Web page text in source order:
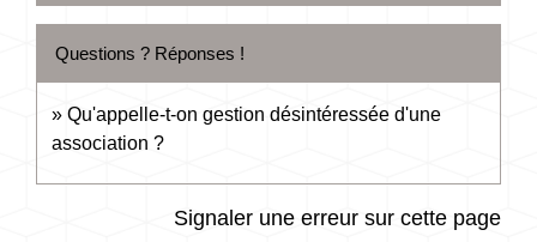
Questions ? Réponses !
Qu'appelle-t-on gestion désintéressée d'une
association ?
Signaler une erreur sur cette page